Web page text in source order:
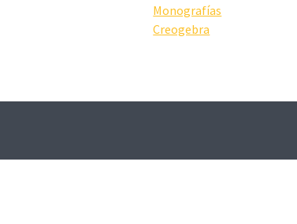
Monografías
Creogebra